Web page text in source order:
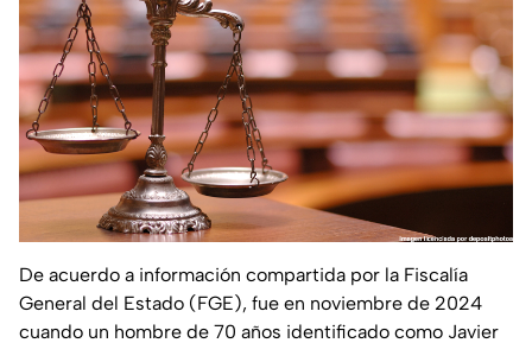
De acuerdo a información compartida por la Fiscalía
General del Estado (FGE), fue en noviembre de 2024
cuando un hombre de 70 años identificado como Javier